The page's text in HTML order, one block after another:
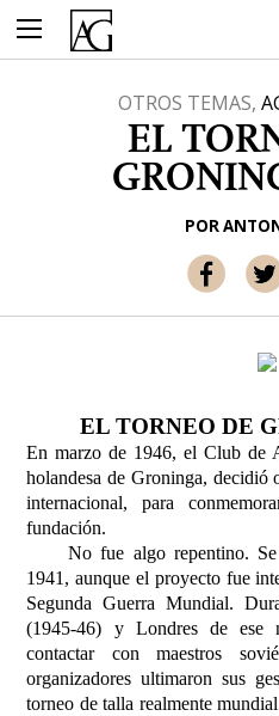
contenido
OTROS TEMAS,
EL
POR
EL TORNEO DE
En marzo de 1946, el Club de
holandesa de Groninga, decidió
internacional, para
fundación.
No fue algo repentino. Se
1941, aunque el proyecto fue
Segunda Guerra Mundial.
(1945-46) y Londres de ese
contactar con maestros
organizadores ultimaron sus
torneo de talla realmente